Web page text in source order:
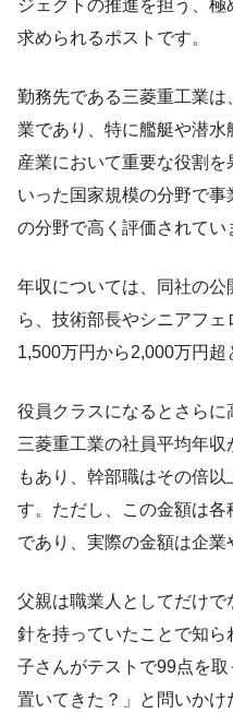
ジェクトの推進を担う、
求められるポストです。
勤務先である三菱重工業
業であり、特に艦艇や潜
産業において重要な役割
いった国家規模の分野で
の分野で高く評価されてい
年収については、同社の
ら、技術部長やシニアフ
1,500万円から2,000万円超
役員クラスになるとさらに
三菱重工業の社員平均年
もあり、幹部職はその倍
す。ただし、この金額は
であり、実際の金額は企業
父親は職業人としてだけ
針を持っていたことで知
子さんがテストで99点を
置いてきた？」と問いか